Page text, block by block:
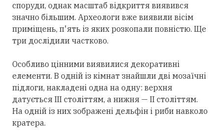
споруди, однак масштаб відкриття виявився
значно більшим. Археологи вже виявили вісім
приміщень, п'ять із яких розкопали повністю. Ще
три дослідили частково.
Особливо цінними виявилися декоративні
елементи. В одній із кімнат знайшли дві мозаїчні
підлоги, накладені одна на одну: верхня
датується III століттям, а нижня — II століттям.
На одній із них зображені дельфін і риби навколо
кратера.